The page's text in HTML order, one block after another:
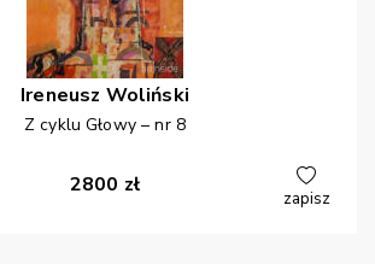
Ireneusz Woliński
Z cyklu Głowy – nr 8
2800 zł
zapisz